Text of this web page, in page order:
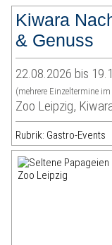
Kiwara
& Genuss
22.08.2026 bis
(mehrere Einzeltermine
Zoo Leipzig,
Rubrik: Gastro-Events